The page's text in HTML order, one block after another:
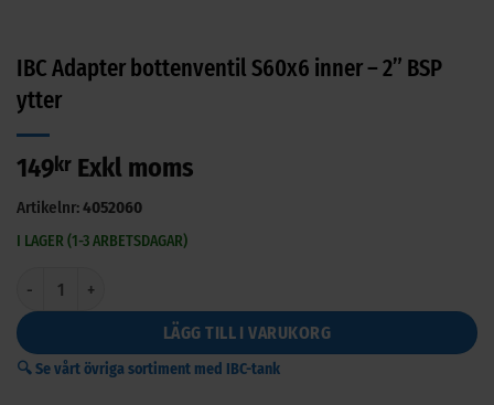
IBC Adapter bottenventil S60x6 inner – 2” BSP
ytter
149kr Exkl moms
Artikelnr:4052060
I LAGER (1-3 ARBETSDAGAR)
LÄGG TILL I VARUKORG
🔍 Se vårt övriga sortiment med IBC-tank